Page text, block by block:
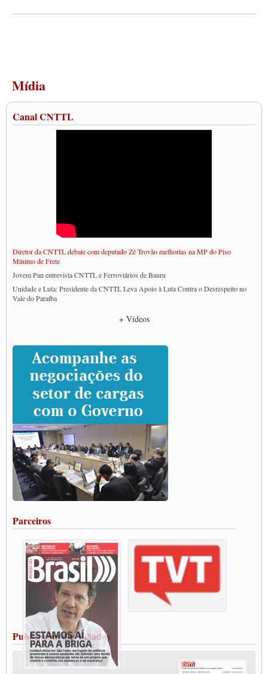
Mídia
Canal CNTTL
Diretor da CNTTL debate com deputado Zé Trovão melhorias na MP do Piso
Mínimo de Frete
Jovem Pan entrevista CNTTL e Ferroviários de Bauru
Unidade e Luta: Presidente da CNTTL Leva Apoio à Luta Contra o Desrespeito no
Vale do Paraíba
Caminhoneiros prometem paralisação e cobram diálogo com Lula
CNTTL e lideranças de caminhoneiros participam de debate sobre saúde nas
rodovias
Paulinho e Litti debatem política global para transporte rodoviário de cargas na
SUTCRA no Uruguai
Grande Conquista da Categoria transporte de Cargas e Caminhoneiros Autonomos
ENCONTRO INTERNACIONAL EM APOIO A CLASSE TRABALHADORA
DO BRASIL E A ELEIÇÃO 2022
Carta às Brasileiras e aos Brasileiros em Defesa do Estado Democrático de Direito
Paulinho, presidente da CNTTL, faz balanço do 3º Congresso da CNTTL
Caminhoneiros aprovam greve a partir do 1º de novembro
Rodoviários de Feira Santana fazem Assembleia para avaliar proposta de reajuste
salarial
Vacina Já: Lockdown de 24 horas dos trabalhadores em transportes está mantido,
Condutores de Guarulhos farão greve sanitária nesta terça-feira (20)
Paralisação dos Caminhoneiros na #BR285, entrocamento que liga o Mercosul ao
Rio Grande
Caminhoneiros bloqueiam duas faixas na Castello Branco e fazem protesto
Modal-Live #13 Aumento da Violência Contra Mulher e o Adoecimento da Classe
Trabalhadora em Tempos de Pandemia
MODAL-LIVE#12 POLÍTICAS PÚBLICAS DE TRANSPORTE PARA A
CLASSE TRABALHADORA E ELEIÇÕES NA PANDEMIA
MODAL-LIVE#11 POLÍTICAS PÚBLICAS DE TRANSPORTE
JUVENTUDE DO TRANSPORTE: POR QUE DEVEMOS NOS ORGANIZAR?
+ Vídeos
Parceiros
Publicações dos Filiados